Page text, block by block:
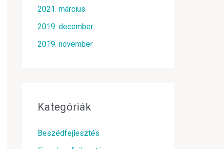
2021. március
2019. december
2019. november
Kategóriák
Beszédfejlesztés